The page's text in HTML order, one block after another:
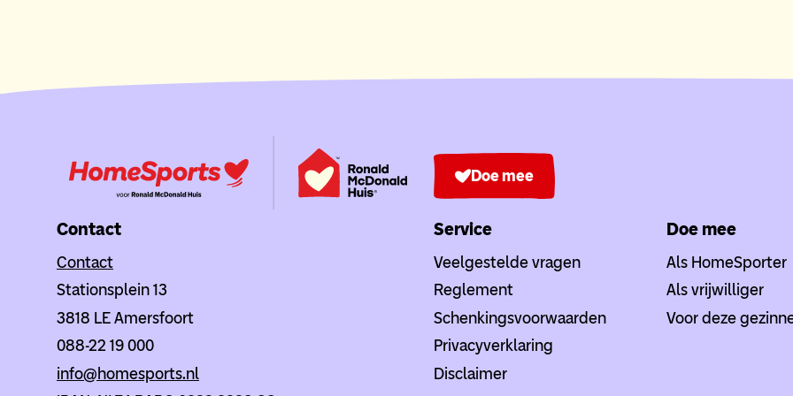
Doe mee
Contact
Contact
Stationsplein 13
3818 LE Amersfoort
088-22 19 000
info@homesports.nl
Service
Veelgestelde vragen
Reglement
Schenkingsvoorwaarden
Privacyverklaring
Disclaimer
Doe mee
Als HomeSporter
Als vrijwilliger
Voor deze